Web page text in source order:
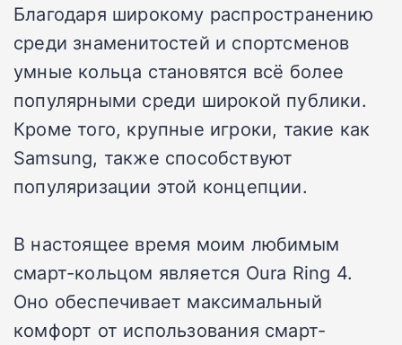
Благодаря широкому распространению
среди знаменитостей и спортсменов
умные кольца становятся всё более
популярными среди широкой публики.
Кроме того, крупные игроки, такие как
Samsung, также способствуют
популяризации этой концепции.
В настоящее время моим любимым
смарт-кольцом является Oura Ring 4.
Оно обеспечивает максимальный
комфорт от использования смарт-